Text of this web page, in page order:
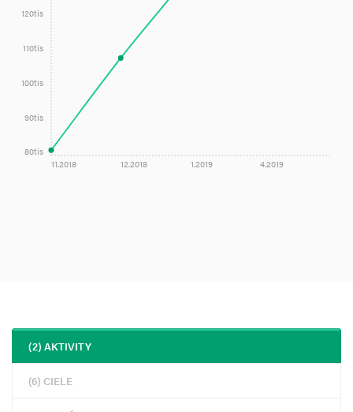
11.2018 12.2018 1.2019 4.2019
80tis
90tis
100tis
110tis
120tis
(2) AKTIVITY
(6) CIELE